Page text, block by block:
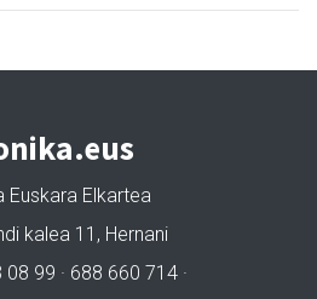
Euskara Elkartea
kalea 11, Hernani
99 · 688 660 714 ·